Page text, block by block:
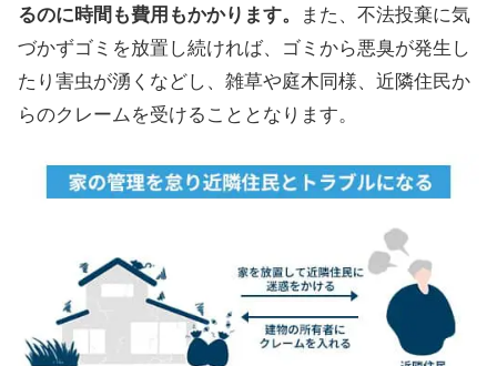
るのに時間も費用もかかります。
また、不法投棄に気
づかずゴミを放置し続ければ、ゴミから悪臭が発生し
たり害虫が湧くなどし、雑草や庭木同様、近隣住民か
らのクレームを受けることとなります。